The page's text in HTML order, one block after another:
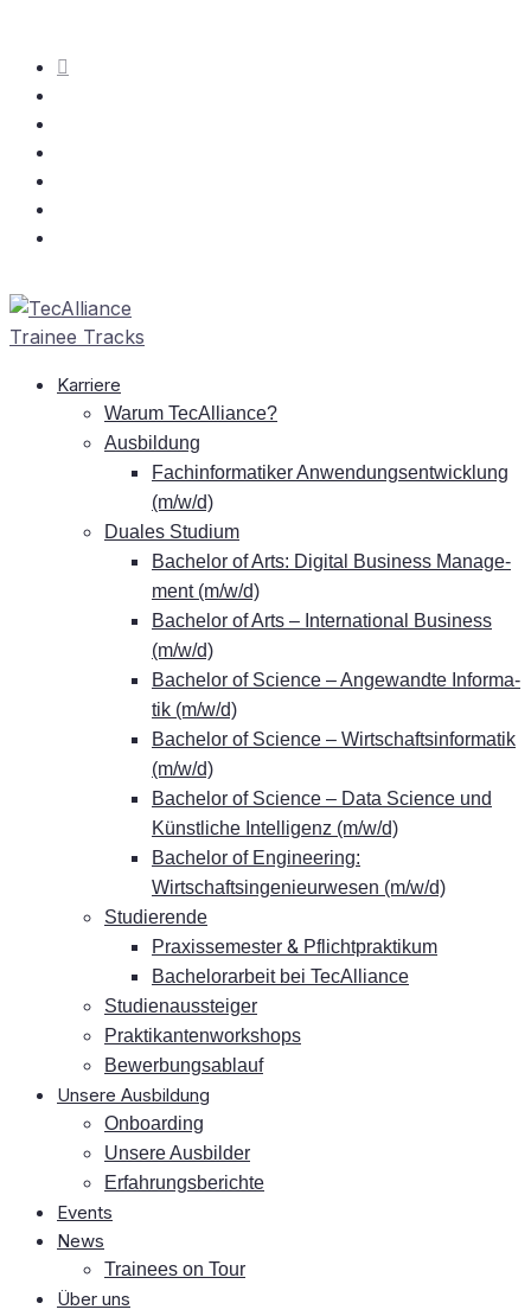
Kar­rie­re
War­um TecAlliance?
Aus­bil­dung
Fach­in­for­ma­ti­ker An­wen­dungs­ent­wick­lung
(m/w/d)
Dua­les Studium
Ba­che­lor of Arts: Di­gi­tal Busi­ness Ma­nage­
ment (m/w/d)
Ba­che­lor of Arts – In­ter­na­tio­nal Busi­ness
(m/w/d)
Ba­che­lor of Sci­ence – An­ge­wand­te In­for­ma­
tik (m/w/d)
Ba­che­lor of Sci­ence – Wirt­schafts­in­for­ma­tik
(m/w/d)
Ba­che­lor of Sci­ence – Data Sci­ence und
Künst­li­che In­tel­li­genz (m/w/d)
Ba­che­lor of En­gi­nee­ring:
Wirtschaftsingenieurwesen (m/w/d)
Stu­die­ren­de
Pra­xis­se­mes­ter & Pflichtpraktikum
Ba­che­lor­ar­beit bei TecAlliance
Stu­di­en­aus­stei­ger
Prak­ti­kan­ten­work­shops
Be­wer­bungs­ab­lauf
Un­se­re Ausbildung
On­boar­ding
Un­se­re Ausbilder
Er­fah­rungs­be­rich­te
Events
News
Trai­nees on Tour
Über uns